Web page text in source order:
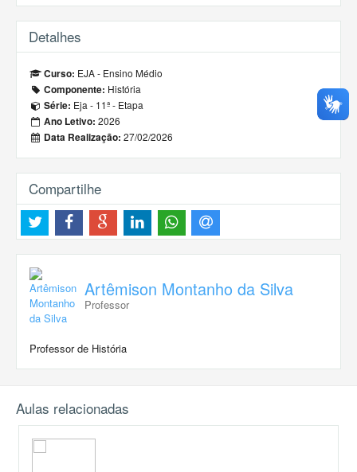
Detalhes
Curso: EJA - Ensino Médio
Componente: História
Série: Eja - 11ª - Etapa
Ano Letivo: 2026
Data Realização: 27/02/2026
Compartilhe
Artêmison Montanho da Silva
Professor
Professor de História
Aulas relacionadas